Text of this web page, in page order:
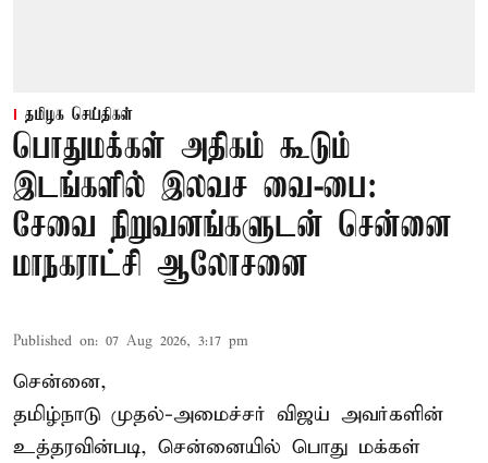
தமிழக செய்திகள்
பொதுமக்கள் அதிகம் கூடும்
இடங்களில் இலவச வை-பை:
சேவை நிறுவனங்களுடன் சென்னை
மாநகராட்சி ஆலோசனை
Published on: 07 Aug 2026, 3:17 pm
சென்னை,
தமிழ்நாடு முதல்-அமைச்சர் விஜய் அவர்களின்
உத்தரவின்படி, சென்னையில் பொது மக்கள்